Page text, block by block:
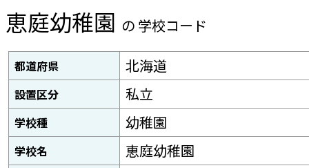
恵庭幼稚園 の 学校コード
都道府県 北海道
設置区分 私立
学校種 幼稚園
学校名 恵庭幼稚園